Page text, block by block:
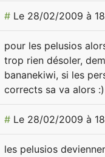
# Le 28/02/2009 à
pour les pelusios
trop rien désoler,
bananekiwi, si les
corrects sa va alors :)
# Le 28/02/2009 à
les pelusios